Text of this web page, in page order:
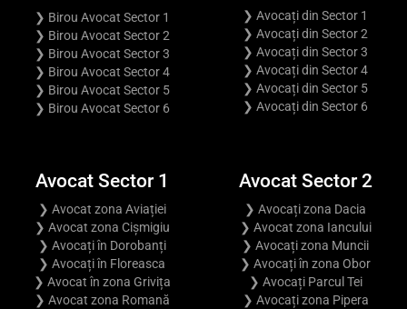
❯ Birou Avocat Sector 1
❯ Birou Avocat Sector 2
❯ Birou Avocat Sector 3
❯ Birou Avocat Sector 4
❯ Birou Avocat Sector 5
❯ Birou Avocat Sector 6
❯ Avocați din Sector 1
❯ Avocați din Sector 2
❯ Avocați din Sector 3
❯ Avocați din Sector 4
❯ Avocați din Sector 5
❯ Avocați din Sector 6
Avocat Sector 1
❯ Avocat zona Aviației
❯ Avocat zona Cișmigiu
❯ Avocați în Dorobanți
❯ Avocați în Floreasca
❯ Avocat în zona Grivița
❯ Avocat zona Romană
Avocat Sector 2
❯ Avocați zona Dacia
❯ Avocat zona Iancului
❯ Avocați zona Muncii
❯ Avocați în zona Obor
❯ Avocați Parcul Tei
❯ Avocați zona Pipera